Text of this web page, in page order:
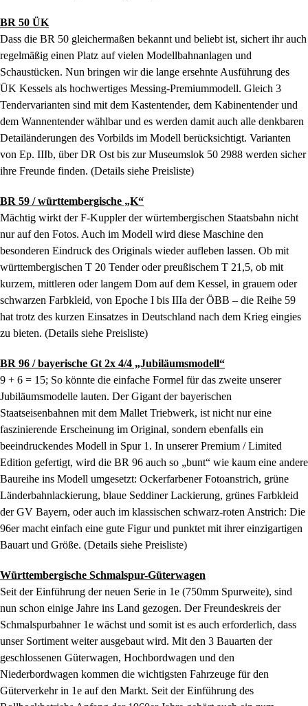
BR 50 ÜK
Dass die BR 50 gleichermaßen bekannt und beliebt ist, sichert ihr auch
regelmäßig einen Platz auf vielen Modellbahnanlagen und
Schaustücken. Nun bringen wir die lange ersehnte Ausführung des
ÜK Kessels als hochwertiges Messing-Premiummodell. Gleich 3
Tendervarianten sind mit dem Kastentender, dem Kabinentender und
dem Wannentender wählbar und es werden damit auch alle denkbaren
Detailänderungen des Vorbilds im Modell berücksichtigt. Varianten
von Ep. IIIb, über DR Ost bis zur Museumslok 50 2988 werden sicher
ihre Freunde finden. (Details siehe Preisliste)
BR 59 / württembergische „K“
Mächtig wirkt der F-Kuppler der würtembergischen Staatsbahn nicht
nur auf den Fotos. Auch im Modell wird diese Maschine den
besonderen Eindruck des Originals wieder aufleben lassen. Ob mit
württembergischen T 20 Tender oder preußischem T 21,5, ob mit
kurzem, mittleren oder langem Dom auf dem Kessel, in grauem oder
schwarzen Farbkleid, von Epoche I bis IIIa der ÖBB – die Reihe 59
hat trotz des kurzen Einsatzes in Deutschland nach dem Krieg eingies
zu bieten. (Details siehe Preisliste)
BR 96 / bayerische Gt 2x 4/4 „Jubiläumsmodell“
9 + 6 = 15; So könnte die einfache Formel für das zweite unserer
Jubiläumsmodelle lauten. Der Gigant der bayerischen
Staatseisenbahnen mit dem Mallet Triebwerk, ist nicht nur eine
faszinierende Erscheinung im Original, sondern ebenfalls ein
beeindruckendes Modell in Spur 1. In unserer Premium / Limited
Edition gefertigt, wird die BR 96 auch so „bunt“ wie kaum eine andere
Baureihe ins Modell umgesetzt: Ockerfarbener Fotoanstrich, grüne
Länderbahnlackierung, blaue Seddiner Lackierung, grünes Farbkleid
der GV Bayern, oder auch im klassischen schwarz-roten Anstrich: Die
96er macht einfach eine gute Figur und punktet mit ihrer einzigartigen
Bauart und Größe. (Details siehe Preisliste)
Württembergische Schmalspur-Güterwagen
Seit der Einführung der neuen Serie in 1e (750mm Spurweite), sind
nun schon einige Jahre ins Land gezogen. Der Freundeskreis der
Schmalspurbahner 1e wächst und somit ist es auch erforderlich, dass
unser Sortiment weiter ausgebaut wird. Mit den 3 Bauarten der
geschlossenen Güterwagen, Hochbordwagen und den
Niederbordwagen kommen die wichtigsten Fahrzeuge für den
Güterverkehr in 1e auf den Markt. Seit der Einführung des